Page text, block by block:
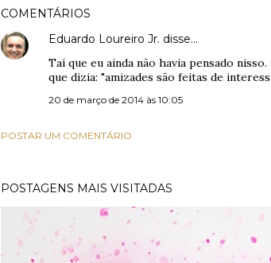
COMENTÁRIOS
Eduardo Loureiro Jr. disse…
Taí que eu ainda não havia pensado
que dizia: "amizades são feitas de
20 de março de 2014 às 10:05
POSTAR UM COMENTÁRIO
POSTAGENS MAIS VISITADAS